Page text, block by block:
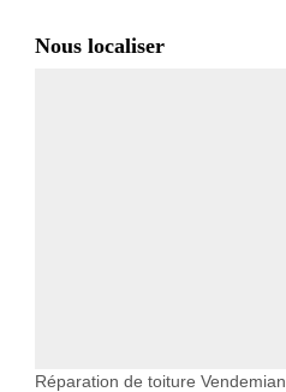
Nous localiser
Réparation de toiture Vendemian